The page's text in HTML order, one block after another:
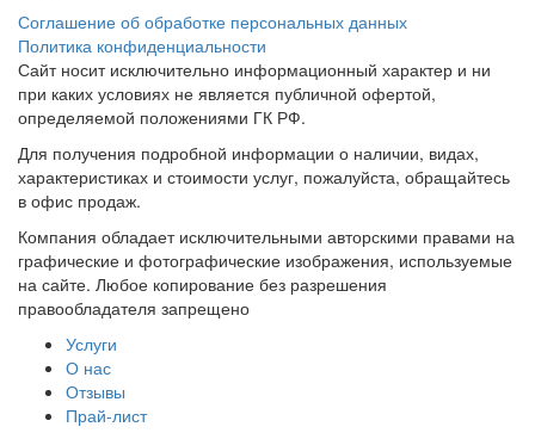
Соглашение об обработке персональных данных
Политика конфиденциальности
Сайт носит исключительно информационный характер и ни
при каких условиях не является публичной офертой,
определяемой положениями ГК РФ.
Для получения подробной информации о наличии, видах,
характеристиках и стоимости услуг, пожалуйста, обращайтесь
в офис продаж.
Компания обладает исключительными авторскими правами на
графические и фотографические изображения, используемые
на сайте. Любое копирование без разрешения
правообладателя запрещено
Услуги
О нас
Отзывы
Прай-лист